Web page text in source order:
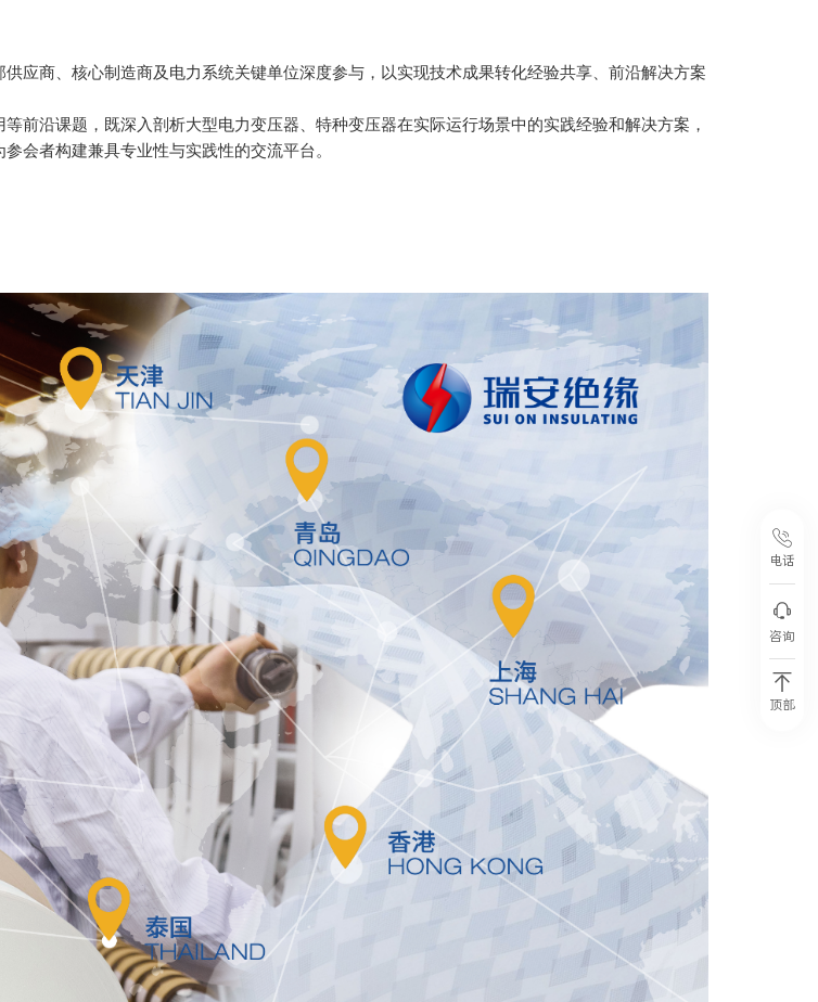
应商、核心制造商及电力系统关键单位深度参与，以实现技术成果转化经验共享、前沿解决方案
前沿课题，既深入剖析大型电力变压器、特种变压器在实际运行场景中的实践经验和解决方案，
会者构建兼具专业性与实践性的交流平台。
电话
咨询
顶部